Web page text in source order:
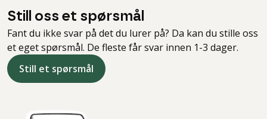
Still oss et spørsmål
Fant du ikke svar på det du lurer på? Da kan du stille oss
et eget spørsmål. De fleste får svar innen 1-3 dager.
Still et spørsmål